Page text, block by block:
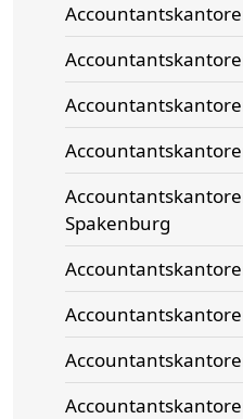
Spakenburg